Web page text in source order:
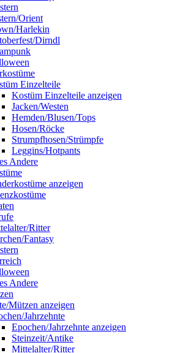
Orient
Harlekin
Dirndl
Einzelteile
Kostüm Einzelteile anzeigen
Jacken/Westen
Hemden/Blusen/Tops
Hosen/Röcke
Strumpfhosen/Strümpfe
Leggins/Hotpants
Andere
anzeigen
Ritter
Fantasy
Andere
Mützen anzeigen
Jahrzehnte
Epochen/Jahrzehnte anzeigen
Steinzeit/Antike
Mittelalter/Ritter